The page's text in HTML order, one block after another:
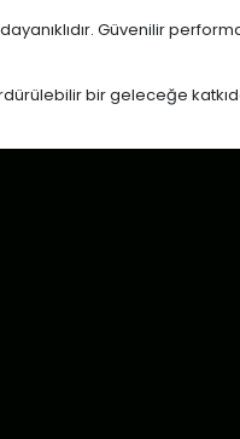
Güvenilir
bir geleceğe